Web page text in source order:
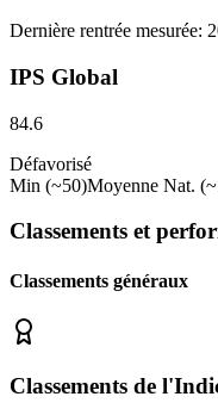
Dernière rentrée mesurée:
IPS Global
84.6
Défavorisé
Min (~50)Moyenne Nat.
Classements et
Classements généraux
Classements de